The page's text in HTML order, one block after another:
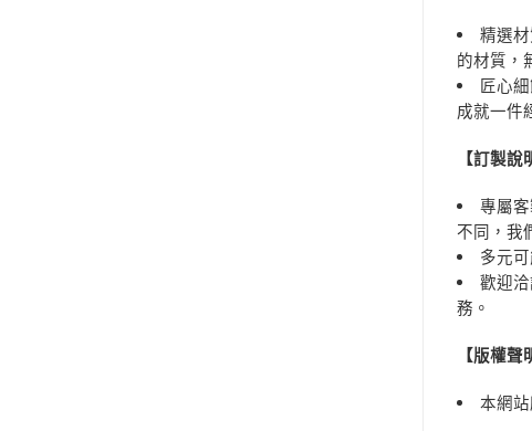
精選
的材質，
匠心
成就一件
【訂製說
專屬
不同，我
多元
歡迎
務。
【版權聲
本網